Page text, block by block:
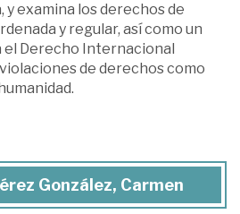
y examina los derechos de
y regular, así como un
el Derecho Internacional
de derechos como
González, Carmen